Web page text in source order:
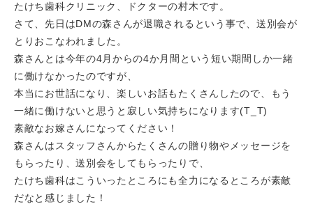
たけち歯科クリニック、ドクターの村木です。
さて、先日はDMの森さんが退職されるという事で、送別会が
とりおこなわれました。
森さんとは今年の4月からの4か月間という短い期間しか一緒
に働けなかったのですが、
本当にお世話になり、楽しいお話もたくさんしたので、もう
一緒に働けないと思うと寂しい気持ちになります(T_T)
素敵なお嫁さんになってください！
森さんはスタッフさんからたくさんの贈り物やメッセージを
もらったり、送別会をしてもらったりで、
たけち歯科はこういったところにも全力になるところが素敵
だなと感じました！